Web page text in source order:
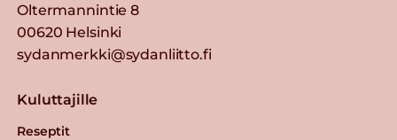
Oltermannintie 8
00620 Helsinki
sydanmerkki@sydanliitto.fi
Kuluttajille
Reseptit